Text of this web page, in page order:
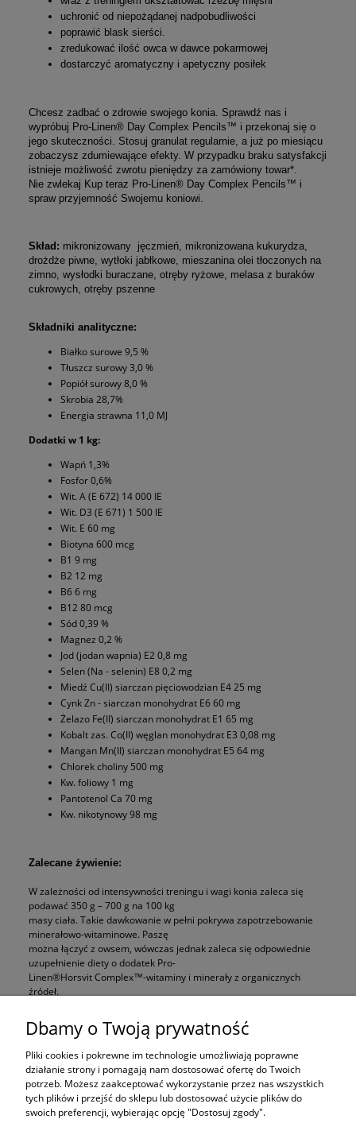
uchronić od niepożądanej nadpobudliwości
poprawić blask sierści.
zredukować ilość owca w dawce pokarmowej
dostarczyć aromatyczny i apetyczny posiłek
Chcesz zadbać o zdrowie swojego konia. Sprawdź nas i
wypróbuj Pro-Linen® Day Complex Pencils™ i przekonaj się o
jego skuteczności. Stosuj granulat regularnie, a już po miesiącu
zobaczysz zdumiewające efekty. W przypadku braku satysfakcji
istnieje możliwość zwrotu pieniędzy za zamówiony towar*.
Nie zwlekaj Kup teraz Pro-Linen® Day Complex Pencils™ i
spraw przyjemność Swojemu koniowi.
Skład: mikronizowany jęczmień, mikronizowana kukurydza,
drożdże piwne, wytłoki jabłkowe, mieszanina olei tłoczonych na
zimno, wysłodki buraczane, otręby ryżowe, melasa z buraków
cukrowych, otręby pszenne
Składniki analityczne:
Białko surowe 9,5 %
Tłuszcz surowy 3,0 %
Popiół surowy 8,0 %
Skrobia 28,7%
Energia strawna 11,0 MJ
Dodatki w 1 kg:
Wapń 1,3%
Fosfor 0,6%
Wit. A (E 672) 14 000 IE
Wit. D3 (E 671) 1 500 IE
Wit. E 60 mg
Biotyna 600 mcg
B1 9 mg
B2 12 mg
B6 6 mg
B12 80 mcg
Sód 0,39 %
Magnez 0,2 %
Jod (jodan wapnia) E2 0,8 mg
Selen (Na - selenin) E8 0,2 mg
Miedź Cu(II) siarczan pięciowodzian E4 25 mg
Cynk Zn - siarczan monohydrat E6 60 mg
Żelazo Fe(II) siarczan monohydrat E1 65 mg
Kobalt zas. Co(II) węglan monohydrat E3 0,08 mg
Mangan Mn(II) siarczan monohydrat E5 64 mg
Chlorek choliny 500 mg
Kw. foliowy 1 mg
Pantotenol Ca 70 mg
Kw. nikotynowy 98 mg
Zalecane żywienie:
W zależności od intensywności treningu i wagi konia zaleca się
podawać 350 g – 700 g na 100 kg
masy ciała. Takie dawkowanie w pełni pokrywa zapotrzebowanie
minerałowo-witaminowe. Paszę
można łączyć z owsem, wówczas jednak zaleca się odpowiednie
uzupełnienie diety o dodatek Pro-
Linen®Horsvit Complex™-witaminy i minerały z organicznych
źródeł.
naszym dietetykiem.W przypadku
karmienia koni chorych dietę należy skonsultować z lekarzem
weterynarii.
Dbamy o Twoją prywatność
Pliki cookies i pokrewne im technologie umożliwiają poprawne
działanie strony i pomagają nam dostosować ofertę do Twoich
potrzeb. Możesz zaakceptować wykorzystanie przez nas wszystkich
tych plików i przejść do sklepu lub dostosować użycie plików do
swoich preferencji, wybierając opcję "Dostosuj zgody".